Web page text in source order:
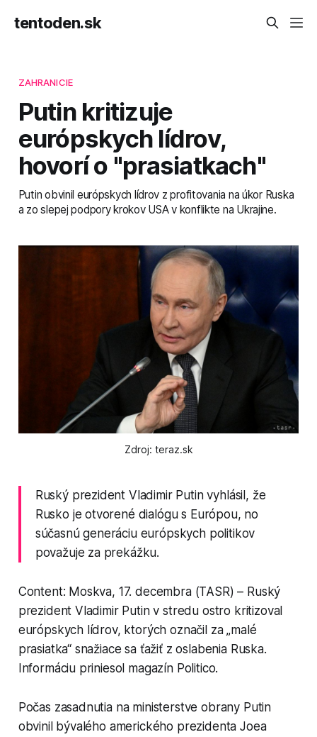
tentoden.sk
ZAHRANICIE
Putin kritizuje
európskych lídrov,
hovorí o "prasiatkach"
Putin obvinil európskych lídrov z profitovania na úkor Ruska
a zo slepej podpory krokov USA v konflikte na Ukrajine.
Zdroj: teraz.sk
Ruský prezident Vladimir Putin vyhlásil, že
Rusko je otvorené dialógu s Európou, no
súčasnú generáciu európskych politikov
považuje za prekážku.
Content: Moskva, 17. decembra (TASR) – Ruský
prezident Vladimir Putin v stredu ostro kritizoval
európskych lídrov, ktorých označil za „malé
prasiatka“ snažiace sa ťažiť z oslabenia Ruska.
Informáciu priniesol magazín Politico.
Počas zasadnutia na ministerstve obrany Putin
obvinil bývalého amerického prezidenta Joea